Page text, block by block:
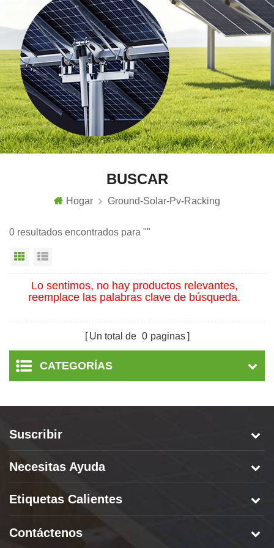
BUSCAR
Hogar Ground-Solar-Pv-Racking
0 resultados encontrados para ""
Vista en cuadrícula
Lo sentimos, no hay productos relevantes,
reemplace las palabras clave de búsqueda.
Un total de 0 paginas
CATEGORÍAS
Suscribir
Necesitas Ayuda
Etiquetas Calientes
Contáctenos